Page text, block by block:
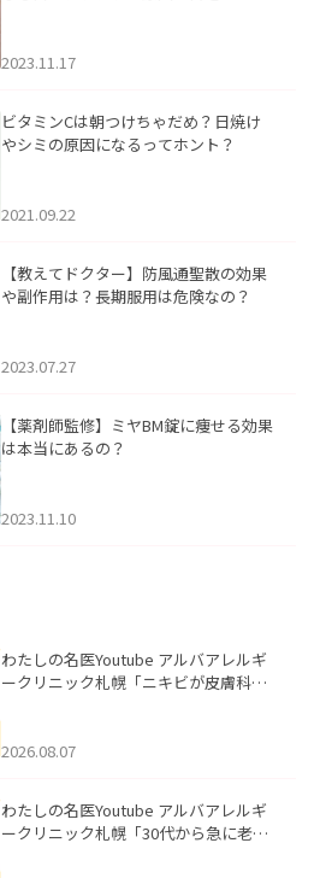
2023.11.17
ビタミンCは朝つけちゃだめ？日焼け
やシミの原因になるってホント？
2021.09.22
【教えてドクター】防風通聖散の効果
や副作用は？長期服用は危険なの？
2023.07.27
【薬剤師監修】ミヤBM錠に痩せる効果
は本当にあるの？
2023.11.10
わたしの名医Youtube アルバアレルギ
ークリニック札幌「ニキビが皮膚科で
ました。
2026.08.07
わたしの名医Youtube アルバアレルギ
ークリニック札幌「30代から急に老け